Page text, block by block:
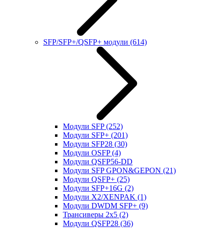
SFP/SFP+/QSFP+ модули (614)
Модули SFP(252)
Модули SFP+ (201)
Модули SFP28 (30)
Модули OSFP(4)
Модули QSFP56-DD
Модули SFP GPON&GEPON (21)
Модули QSFP+ (25)
Модули SFP+16G (2)
Модули X2/XENPAK (1)
Модули DWDM SFP+ (9)
Трансиверы 2x5 (2)
Модули QSFP28 (36)